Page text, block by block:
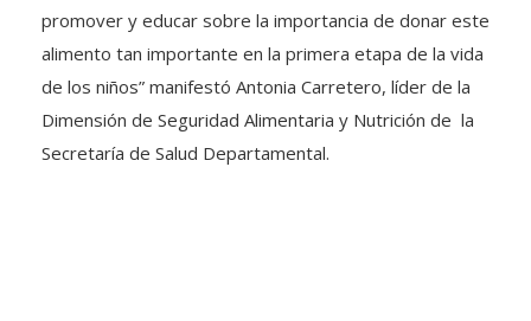
promover y educar sobre la importancia de donar este
alimento tan importante en la primera etapa de la vida
de los niños” manifestó Antonia Carretero, líder de la
Dimensión de Seguridad Alimentaria y Nutrición de la
Secretaría de Salud Departamental.